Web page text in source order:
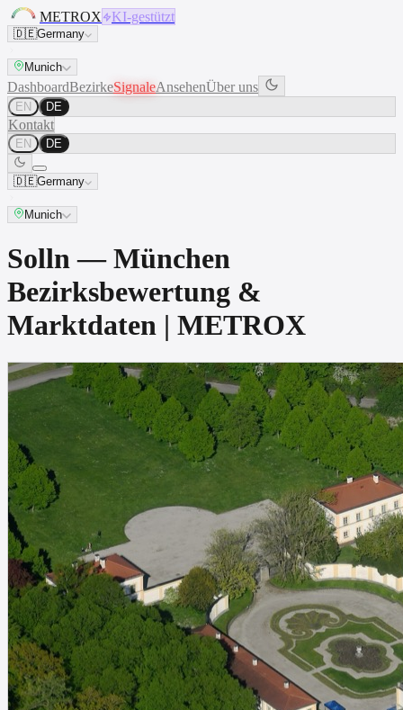
METROX KI-gestützt
🇩🇪Germany
Munich
DashboardBezirkeSignaleAnsehenÜber uns
EN DE
Kontakt
EN DE
🇩🇪Germany
Munich
Solln — München
Bezirksbewertung &
Marktdaten | METROX